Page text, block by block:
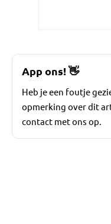
App ons!👋
Heb je een foutje
opmerking over dit
contact met ons op.